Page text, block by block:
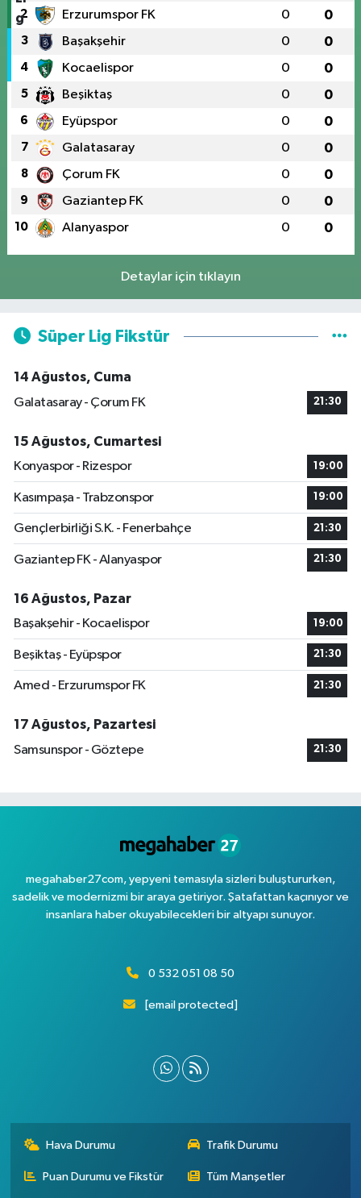
2 Erzurumspor FK 0 0
3 Başakşehir 0 0
4 Kocaelispor 0 0
5 Beşiktaş 0 0
6 Eyüpspor 0 0
7 Galatasaray 0 0
8 Çorum FK 0 0
9 Gaziantep FK 0 0
10 Alanyaspor 0 0
Detaylar için tıklayın
Süper Lig Fikstür
14 Ağustos, Cuma
Galatasaray - Çorum FK
21:30
15 Ağustos, Cumartesi
Konyaspor - Rizespor
19:00
Kasımpaşa - Trabzonspor 19:00
Gençlerbirliği S.K. - Fenerbahçe 21:30
Gaziantep FK - Alanyaspor 21:30
16 Ağustos, Pazar
Başakşehir - Kocaelispor
19:00
Beşiktaş - Eyüpspor 21:30
Amed - Erzurumspor FK 21:30
17 Ağustos, Pazartesi
Samsunspor - Göztepe
21:30
megahaber27com, yepyeni temasıyla sizleri buluştururken,
sadelik ve modernizmi bir araya getiriyor. Şatafattan kaçınıyor ve
insanlara haber okuyabilecekleri bir altyapı sunuyor.
0 532 051 08 50
[email protected]
Hava Durumu Trafik Durumu
Puan Durumu ve Fikstür Tüm Manşetler